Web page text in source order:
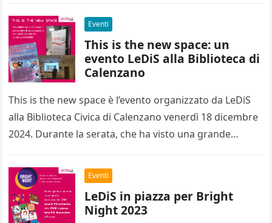
Eventi
This is the new space: un
evento LeDiS alla Biblioteca di
Calenzano
This is the new space è l’evento organizzato da LeDiS
alla Biblioteca Civica di Calenzano venerdì 18 dicembre
2024. Durante la serata, che ha visto una grande
Eventi
LeDiS in piazza per Bright
Night 2023